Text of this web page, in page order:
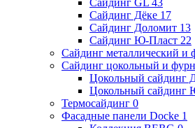
Сайдинг GL 43
Сайдинг Дёке 17
Сайдинг Доломит 13
Сайдинг Ю-Пласт 22
Сайдинг металлический и
Сайдинг цокольный и
Цокольный сайдинг
Цокольный сайдинг
Термосайдинг 0
Фасадные панели Docke 1